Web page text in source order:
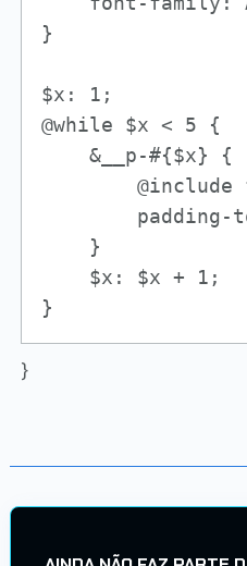
}
$x: 1;
@while $x < 5 {
    &__p-#{$x} {
@include
padding-
    }
    $x: $x + 1;
}
}